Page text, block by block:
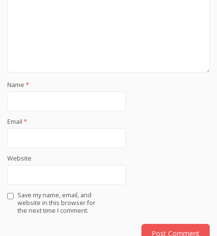
Name *
Email *
Website
Save my name, email, and
website in this browser for
the next time I comment.